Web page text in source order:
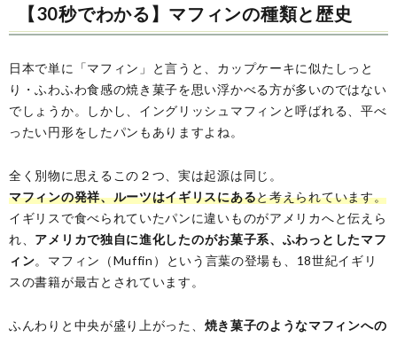
【30秒でわかる】マフィンの種類と歴史
日本で単に「マフィン」と言うと、カップケーキに似たしっと
り・ふわふわ食感の焼き菓子を思い浮かべる方が多いのではない
でしょうか。しかし、イングリッシュマフィンと呼ばれる、平べ
ったい円形をしたパンもありますよね。
全く別物に思えるこの２つ、実は起源は同じ。
マフィンの発祥、ルーツはイギリスにあると考えられています。
イギリスで食べられていたパンに違いものがアメリカへと伝えら
れ、 アメリカで独自に進化したのがお菓子系、ふわっとしたマフ
ィン。マフィン（Muffin）という言葉の登場も、18世紀イギリ
スの書籍が最古とされています。
ふんわりと中央が盛り上がった、 焼き菓子のようなマフィンへの